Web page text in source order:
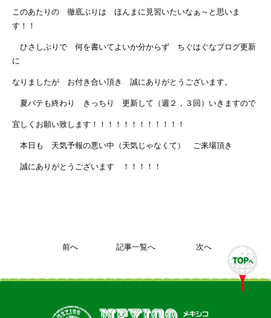
このあたりの 徹底ぶりは ほんまに見習いたいなぁ～と思いま
す！！
ひさしぶりで 何を書いてよいか分からず ちぐはぐなブログ更新
に
なりましたが お付き合い頂き 誠にありがとうございます。
夏バテも終わり きっちり 更新して（週２，３回）いきますので
宜しくお願い致します！！！！！！！！！！！！
本日も 天気予報の悪い中（天気じゃなくて） ご来場頂き
誠にありがとうございます ！！！！！
前へ 記事一覧へ 次へ